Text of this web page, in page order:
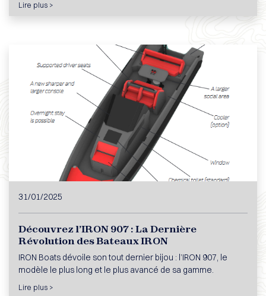
Lire plus >
31/01/2025
Découvrez l’IRON 907 : La Dernière
Révolution des Bateaux IRON
IRON Boats dévoile son tout dernier bijou : l’IRON 907, le
modèle le plus long et le plus avancé de sa gamme.
Lire plus >